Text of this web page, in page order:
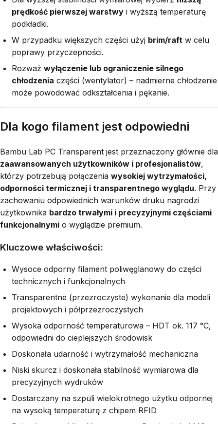
prędkość pierwszej warstwy i wyższą temperaturę
podkładki.
W przypadku większych części użyj brim/raft w celu
poprawy przyczepności.
Rozważ wyłączenie lub ograniczenie silnego
chłodzenia części (wentylator) – nadmierne chłodzenie
może powodować odkształcenia i pękanie.
Dla kogo filament jest odpowiedni
Bambu Lab PC Transparent jest przeznaczony głównie dla
zaawansowanych użytkowników i profesjonalistów,
którzy potrzebują połączenia wysokiej wytrzymałości,
odporności termicznej i transparentnego wyglądu. Przy
zachowaniu odpowiednich warunków druku nagrodzi
użytkownika bardzo trwałymi i precyzyjnymi częściami
funkcjonalnymi o wyglądzie premium.
Kluczowe właściwości:
Wysoce odporny filament poliwęglanowy do części
technicznych i funkcjonalnych
Transparentne (przezroczyste) wykonanie dla modeli
projektowych i półprzezroczystych
Wysoka odporność temperaturowa – HDT ok. 117 °C,
odpowiedni do cieplejszych środowisk
Doskonała udarność i wytrzymałość mechaniczna
Niski skurcz i doskonała stabilność wymiarowa dla
precyzyjnych wydruków
Dostarczany na szpuli wielokrotnego użytku odpornej
na wysoką temperaturę z chipem RFID